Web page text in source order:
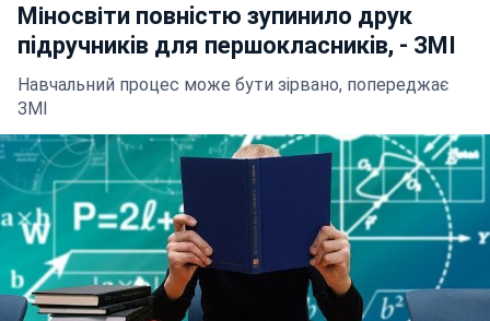
Міносвіти повнiстю зупинило друк
пiдручникiв для першокласникiв, - ЗМI
Навчальний процес може бути зірвано, попереджає
ЗМІ